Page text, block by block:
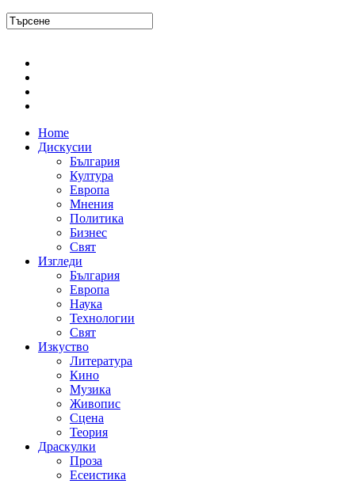
Home
Дискусии
България
Култура
Европа
Мнения
Политика
Бизнес
Свят
Изгледи
България
Европа
Наука
Технологии
Свят
Изкуство
Литература
Кино
Музика
Живопис
Сцена
Теория
Драскулки
Проза
Есеистика